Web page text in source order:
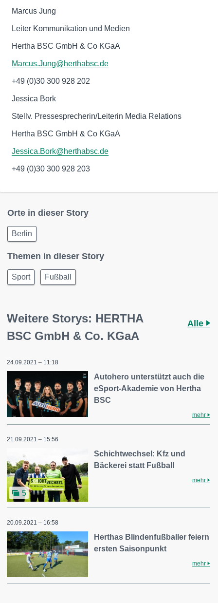
Marcus Jung
Leiter Kommunikation und Medien
Hertha BSC GmbH & Co KGaA
Marcus.Jung@herthabsc.de
+49 (0)30 300 928 202
Jessica Bork
Stellv. Pressesprecherin/Leiterin Media Relations
Hertha BSC GmbH & Co KGaA
Jessica.Bork@herthabsc.de
+49 (0)30 300 928 203
Orte in dieser Story
Berlin
Themen in dieser Story
Sport Fußball
Weitere Storys: HERTHA
BSC GmbH & Co. KGaA
Alle
24.09.2021 – 11:18
Autohero unterstützt auch die
eSport-Akademie von Hertha
BSC
mehr
21.09.2021 – 15:56
5
Schichtwechsel: Kfz und
Bäckerei statt Fußball
mehr
20.09.2021 – 16:58
Herthas Blindenfußballer feiern
ersten Saisonpunkt
mehr